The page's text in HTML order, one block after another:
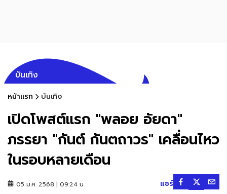
บันเทิง
หน้าแรก บันเทิง
เปิดโพสต์แรก "พลอย อัยดา"
ภรรยา "กันต์ กันตถาวร" เคลื่อนไหว
ในรอบหลายเดือน
05 ม.ค. 2568 | 09:24 น. แชร์